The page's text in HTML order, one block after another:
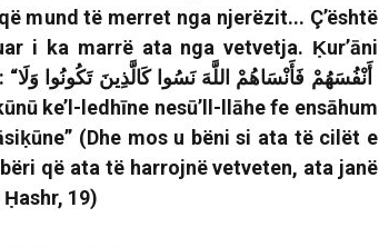
mund të merret nga njerëzit... Ç’është
i ka marrë ata nga vetvetja. Ḳur’āni
“وَلَا تَكُونُوا كَالَّذِينَ نَسُوا اللَّهَ فَأَنْسَاهُمْ أَنْفُسَهُمْ
ke’l-ledhīne nesū’ll-llāhe fe ensāhum
(Dhe mos u bëni si ata të cilët e
që ata të harrojnë vetveten, ata janë
19)